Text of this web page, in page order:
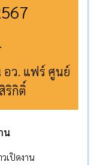
อว. แฟร์ ศูนย์
ริกิติ์
น
วเปิดงาน